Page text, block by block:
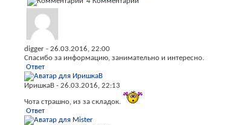
digger - 26.03.2016, 22:00
Спасибо за информацию, занимательно и интересно.
Ответ
ИришкаВ - 26.03.2016, 22:13
Чота страшно, из за складок.
Ответ